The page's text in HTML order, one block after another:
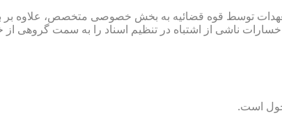
توسط قوه قضائیه به بخش خصوصی متخصص، علاوه
ناشی از اشتباه در تنظیم اسناد را به سمت گروهی